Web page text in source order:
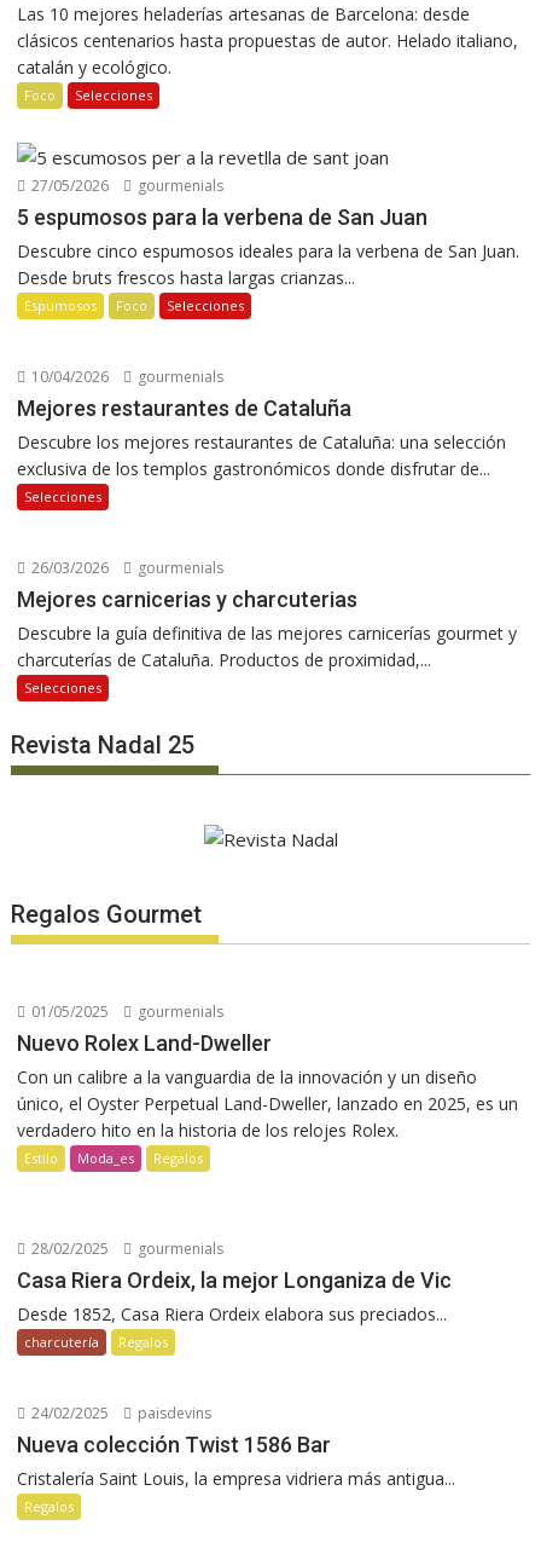
Las 10 mejores heladerías artesanas de Barcelona: desde
clásicos centenarios hasta propuestas de autor. Helado italiano,
catalán y ecológico.
Foco Selecciones
27/05/2026 gourmenials
5 espumosos para la verbena de San Juan
Descubre cinco espumosos ideales para la verbena de San Juan.
Desde bruts frescos hasta largas crianzas...
Espumosos Foco Selecciones
10/04/2026 gourmenials
Mejores restaurantes de Cataluña
Descubre los mejores restaurantes de Cataluña: una selección
exclusiva de los templos gastronómicos donde disfrutar de...
Selecciones
26/03/2026 gourmenials
Mejores carnicerias y charcuterias
Descubre la guía definitiva de las mejores carnicerías gourmet y
charcuterías de Cataluña. Productos de proximidad,...
Selecciones
Revista Nadal 25
Regalos Gourmet
01/05/2025 gourmenials
Nuevo Rolex Land-Dweller
Con un calibre a la vanguardia de la innovación y un diseño
único, el Oyster Perpetual Land-Dweller, lanzado en 2025, es un
verdadero hito en la historia de los relojes Rolex.
Estilo Moda_es Regalos
28/02/2025 gourmenials
Casa Riera Ordeix, la mejor Longaniza de Vic
Desde 1852, Casa Riera Ordeix elabora sus preciados...
charcutería Regalos
24/02/2025 paisdevins
Nueva colección Twist 1586 Bar
Cristalería Saint Louis, la empresa vidriera más antigua...
Regalos